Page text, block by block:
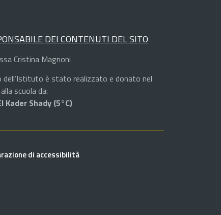
DEI CONTENUTI DEL SITO
Cristina Magnoni
dell’Istituto è stato realizzato e donato nel
scuola da:
Kader Shady (5°C)
di accessibilità